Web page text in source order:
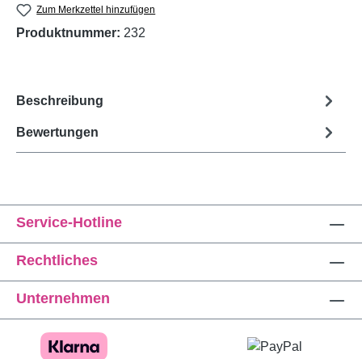
Zum Merkzettel hinzufügen
Produktnummer: 232
Beschreibung
Bewertungen
Service-Hotline
Rechtliches
Unternehmen